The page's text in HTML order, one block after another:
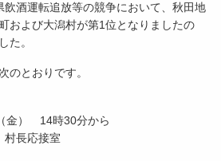
酒運転追放等の競争において、秋田地
および大潟村が第1位となりましたの
た。
のとおりです。
金） 14時30分から
長応接室